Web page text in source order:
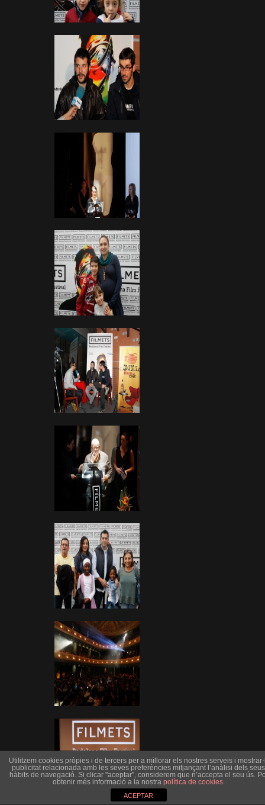
Utilitzem cookies pròpies i de tercers per a millorar els nostres serveis i
publicitat relacionada amb les seves preferències mitjançant l’anàlisi dels seus
hàbits de navegació. Si clicar "aceptar", considerem que n’accepta el seu ús.
obtenir més informació a la nostra política de cookies.
ACEPTAR